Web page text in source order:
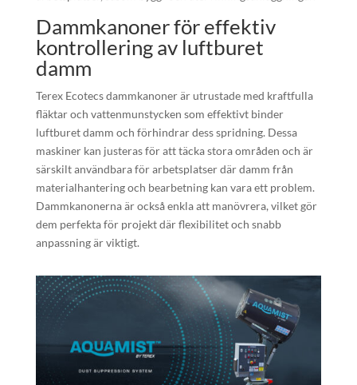
Dammkanoner för effektiv
kontrollering av luftburet
damm
Terex Ecotecs dammkanoner är utrustade med kraftfulla
fläktar och vattenmunstycken som effektivt binder
luftburet damm och förhindrar dess spridning. Dessa
maskiner kan justeras för att täcka stora områden och är
särskilt användbara för arbetsplatser där damm från
materialhantering och bearbetning kan vara ett problem.
Dammkanonerna är också enkla att manövrera, vilket gör
dem perfekta för projekt där flexibilitet och snabb
anpassning är viktigt.